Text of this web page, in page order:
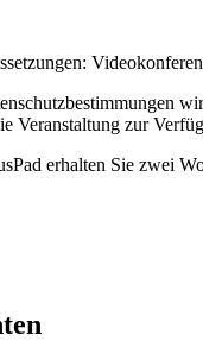
Veranstaltung zur
erhalten Sie zwei